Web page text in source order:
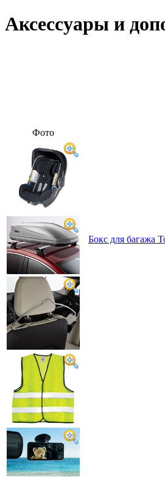
Аксессуары и
Фото
Бокс для багажа